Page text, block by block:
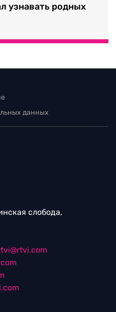
узнавать родных
данных
слобода,